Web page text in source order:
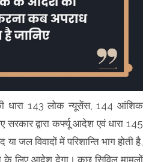
धारा 143 लोक न्यूसेंस, 144 आंशिक
द्वारा कर्फ्यू आदेश एवं धारा 145
जल विवादों में परिशान्ति भाग होती है,
के लिए आदेश देगा। कुछ सिविल मामलों